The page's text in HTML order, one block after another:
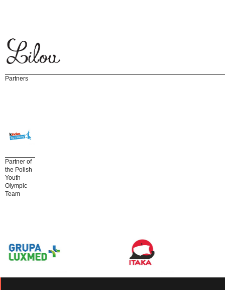
Partners
Partner of
the Polish
Youth
Olympic
Team